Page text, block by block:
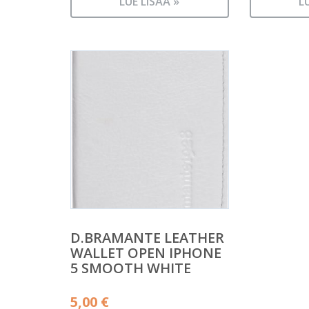
D.BRAMANTE LEATHER
WALLET OPEN IPHONE
5 SMOOTH WHITE
5,00 €